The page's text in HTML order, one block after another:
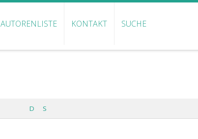
AUTORENLISTE KONTAKT SUCHE
D S